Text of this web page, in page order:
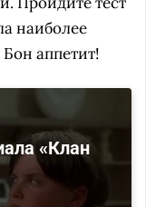
наиболее
Бон аппетит!
«Клан